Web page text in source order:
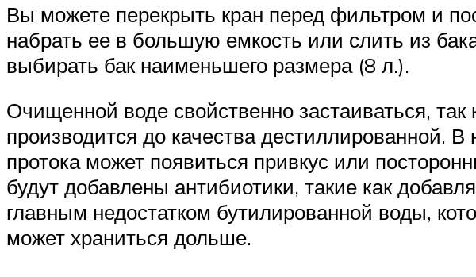
Вы можете перекрыть кран перед фильтром и
набрать ее в большую емкость или слить из
выбирать бак наименьшего размера (8 л.).
Очищенной воде свойственно застаиваться,
производится до качества дестиллированной.
протока может появиться привкус или
будут добавлены антибиотики, такие как
главным недостатком бутилированной воды,
может храниться дольше.